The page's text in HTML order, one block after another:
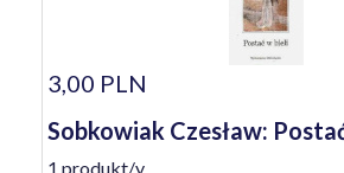
3,00 PLN
Sobkowiak Czesław:
1 produkt/y